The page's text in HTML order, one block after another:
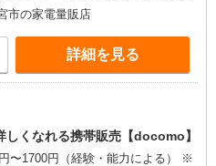
有) お友達を紹介頂くと,
定有) ゜・。○。・゜
+゜
市の家電量販店
詳細を見る
しくなれる携帯販売【docomo】
〜1700円（経験・能力による） ※